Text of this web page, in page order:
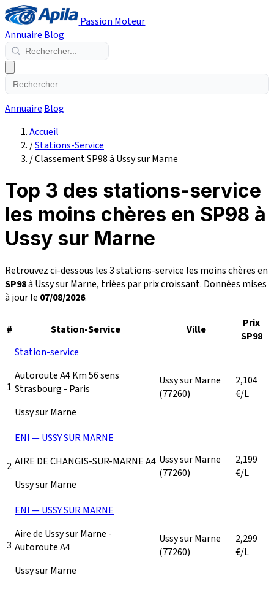
Passion Moteur
Annuaire Blog
Annuaire Blog
Accueil
/Stations-Service
/Classement SP98 à Ussy sur Marne
Top 3 des stations-service
les moins chères en SP98 à
Ussy sur Marne
Retrouvez ci-dessous les 3 stations-service les moins chères en
SP98à Ussy sur Marne, triées par prix croissant. Données mises
à jour le 07/08/2026.
# Station-Service Ville
Prix
SP98
1
Station-service
Autoroute A4 Km 56 sens
Strasbourg - Paris
Ussy sur Marne
Ussy sur Marne
(77260)
2,104
€/L
2
ENI — USSY SUR MARNE
AIRE DE CHANGIS-SUR-MARNE A4
Ussy sur Marne
Ussy sur Marne
(77260)
2,199
€/L
3
ENI — USSY SUR MARNE
Aire de Ussy sur Marne -
Autoroute A4
Ussy sur Marne
Ussy sur Marne
(77260)
2,299
€/L